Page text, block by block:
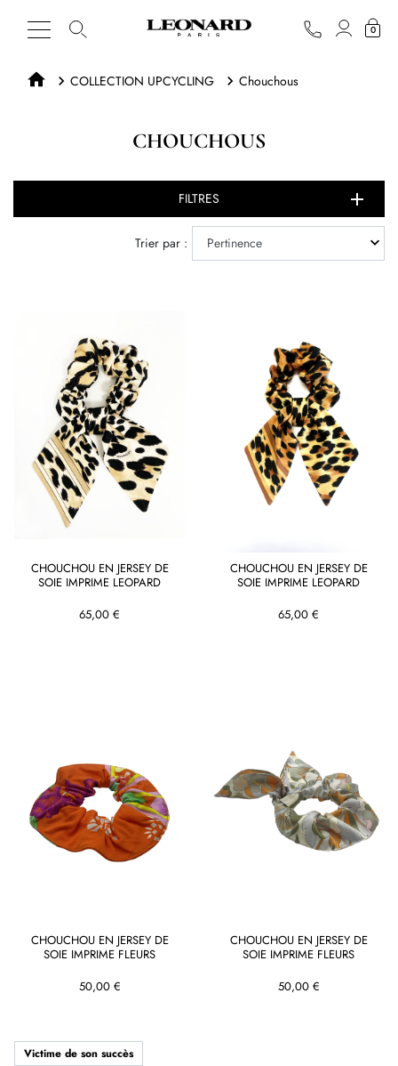
0
COLLECTION UPCYCLING Chouchous
CHOUCHOUS
FILTRES
Trier par :
CHOUCHOU EN JERSEY DE
SOIE IMPRIME LEOPARD
65,00 €
CHOUCHOU EN JERSEY DE
SOIE IMPRIME LEOPARD
65,00 €
CHOUCHOU EN JERSEY DE
SOIE IMPRIME FLEURS
50,00 €
CHOUCHOU EN JERSEY DE
SOIE IMPRIME FLEURS
50,00 €
Victime de son succès